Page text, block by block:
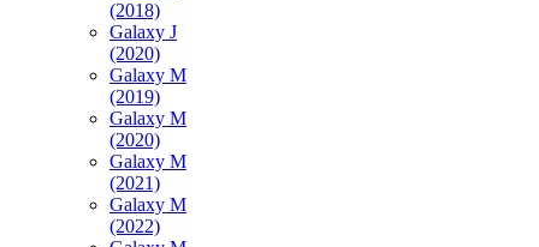
(2018)
Galaxy J
(2020)
Galaxy M
(2019)
Galaxy M
(2020)
Galaxy M
(2021)
Galaxy M
(2022)